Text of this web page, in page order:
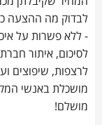
לבדוק מה ההצעה
- ללא פשרות על
לסיכום, איתור
לרצפות, שיפוצים
מושכלת באנשי
מושלם!